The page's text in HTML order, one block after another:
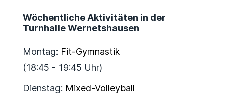
Wöchentliche Aktivitäten in der
Turnhalle Wernetshausen
Montag: Fit-Gymnastik
(18:45 - 19:45 Uhr)
Dienstag: Mixed-Volleyball